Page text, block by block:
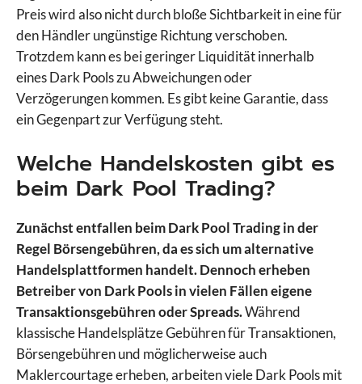
Preis wird also nicht durch bloße Sichtbarkeit in eine für
den Händler ungünstige Richtung verschoben.
Trotzdem kann es bei geringer Liquidität innerhalb
eines Dark Pools zu Abweichungen oder
Verzögerungen kommen. Es gibt keine Garantie, dass
ein Gegenpart zur Verfügung steht.
Welche Handelskosten gibt es
beim Dark Pool Trading?
Zunächst entfallen beim Dark Pool Trading in der
Regel Börsengebühren, da es sich um alternative
Handelsplattformen handelt. Dennoch erheben
Betreiber von Dark Pools in vielen Fällen eigene
Transaktionsgebühren oder Spreads.Während
klassische Handelsplätze Gebühren für Transaktionen,
Börsengebühren und möglicherweise auch
Maklercourtage erheben, arbeiten viele Dark Pools mit